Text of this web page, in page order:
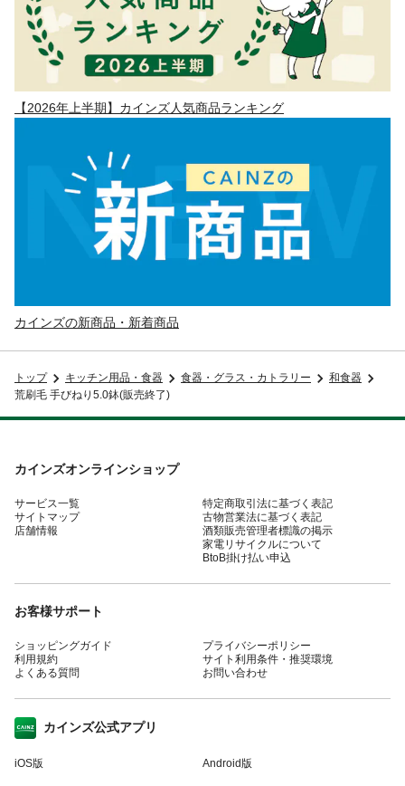
【2026年上半期】カインズ人気商品ランキング
カインズの新商品・新着商品
トップ キッチン用品・食器 食器・グラス・カトラリー
和食器
荒刷毛 手びねり5.0鉢(販売終了)
カインズオンラインショップ
サービス一覧
サイトマップ
店舗情報
特定商取引法に基づく表記
古物営業法に基づく表記
酒類販売管理者標識の掲示
家電リサイクルについて
BtoB掛け払い申込
お客様サポート
ショッピングガイド
利用規約
よくある質問
プライバシーポリシー
サイト利用条件・推奨環境
お問い合わせ
カインズ公式アプリ
iOS版 Android版